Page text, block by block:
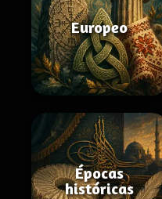
Europeo
Épocas
históricas